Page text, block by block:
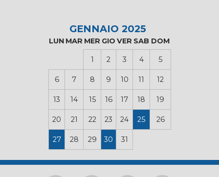
GENNAIO 2025
LUN MAR MER GIO VER SAB DOM
1 2 3 4 5
6 7 8 9 10 11 12
13 14 15 16 17 18 19
20 21 22 23 24 25 26
27 28 29 30 31